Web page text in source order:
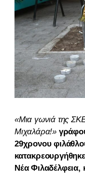
«Μια γωνιά της
Μιχαλάρα!»
29χρονου
Νέα